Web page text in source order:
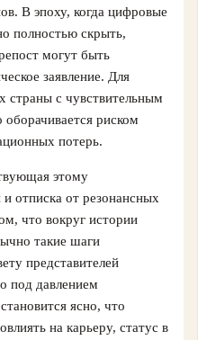
В эпоху, когда цифровые
полностью скрыть,
могут быть
заявление. Для
страны с чувствительным
оборачивается риском
потерь.
этому
отписка от резонансных
что вокруг истории
такие шаги
представителей
под давлением
ясно, что
на карьеру, статус в